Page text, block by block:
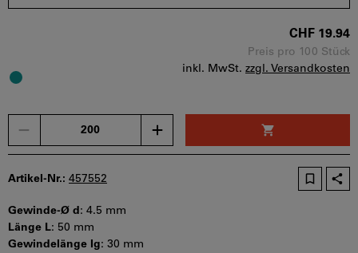
CHF 19.94
Preis pro 100 Stück
inkl. MwSt. zzgl. Versandkosten
Artikel-Nr.: 457552
Gewinde-Ø d: 4.5 mm
Länge L: 50 mm
Gewindelänge lg: 30 mm